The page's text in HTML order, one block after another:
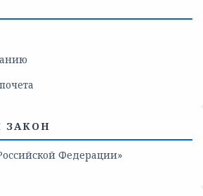
ЗАКОН
Федерации»